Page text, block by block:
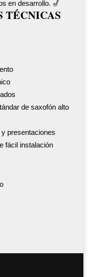
en desarrollo. 🎷
TÉCNICAS
de saxofón alto
presentaciones
fácil instalación